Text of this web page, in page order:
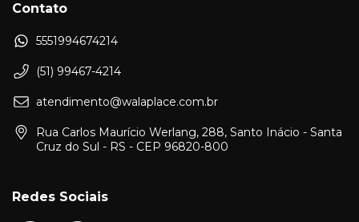
Contato
5551994674214
(51) 99467-4214
atendimento@walaplace.com.br
Rua Carlos Maurício Werlang, 288, Santo Inácio - Santa
Cruz do Sul - RS - CEP 96820-800
Redes Sociais